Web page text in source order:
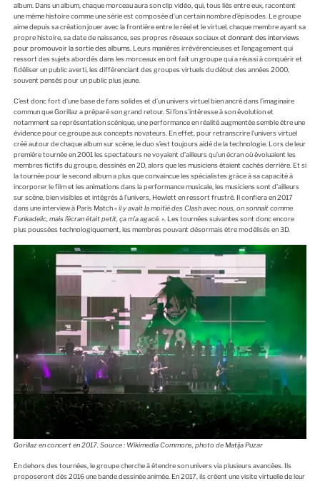
album. Dans un album, chaque morceau aura son clip vidéo, qui, tous liés entre eux, racontent
une même histoire comme une série est composée d’un certain nombre d’épisodes. Le groupe
aime depuis sa création jouer avec la frontière entre le réel et le virtuel, chaque membre ayant sa
propre histoire, sa date de naissance, ses propres réseaux sociaux etdonnant des interviews
pour promouvoir la sortie des albums. Leurs manières irrévérencieuses et l’engagement qui
ressort des sujets abordés dans les morceaux en ont fait un groupe qui a réussi à conquérir et
fidéliser un public averti, les différenciant des groupes virtuels du début des années 2000,
souvent pensés pour un public plus jeune.
C’est donc fort d’une base de fans solides et d’un univers virtuel bien ancré dans l’imaginaire
commun que Gorillaz a préparé son grand retour. Si l’on s’intéresse à son évolution et
notamment sa représentation scénique, une performance en réalité augmentée semble être une
évidence pour ce groupe aux concepts novateurs. En effet, pour retranscrire l’univers virtuel
créé autour de chaque album sur scène, le duo s’est toujours aidé de la technologie. Lors de leur
première tournée en 2001 les spectateurs ne voyaient d’ailleurs qu’un écran où évoluaient les
membres fictifs du groupe, dessinés en 2D, alors que les musiciens étaient cachés derrière. Et si
la tournée pour le second album a plus que convaincue les spécialistes grâce à sa capacité à
incorporer le film et les animations dans la performance musicale, les musiciens sont d’ailleurs
sur scène, bien visibles et intégrés à l’univers, Hewlett en ressort frustré. Il confiera en 2017
dans une interview à Paris Match« il y avait la moitié des Clash avec nous, on sonnait comme
Funkadelic, mais l’écran était petit, ça m’a agacé. ». Les tournées suivantes sont donc encore
plus poussées technologiquement, les membres pouvant désormais être modélisés en 3D.
Gorillaz en concert en 2017. Source : Wikimedia Commons, photo de Matija Puzar
En dehors des tournées, le groupe cherche à étendre son univers via plusieurs avancées. Ils
proposeront dès 2016 une bande dessinée animée. En 2017, ils créent une visite virtuelle de leur